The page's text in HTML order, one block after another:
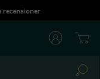
recensioner